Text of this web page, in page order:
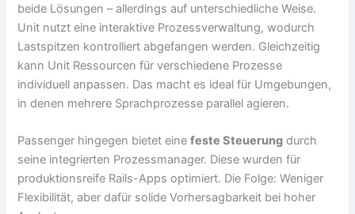
beide Lösungen – allerdings auf unterschiedliche Weise.
Unit nutzt eine interaktive Prozessverwaltung, wodurch
Lastspitzen kontrolliert abgefangen werden. Gleichzeitig
kann Unit Ressourcen für verschiedene Prozesse
individuell anpassen. Das macht es ideal für Umgebungen,
in denen mehrere Sprachprozesse parallel agieren.
Passenger hingegen bietet einefeste Steuerung durch
seine integrierten Prozessmanager. Diese wurden für
produktionsreife Rails-Apps optimiert. Die Folge: Weniger
Flexibilität, aber dafür solide Vorhersagbarkeit bei hoher